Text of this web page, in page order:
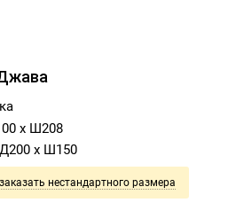
x Ш208
Д200 x Ш150
нестандартного размера